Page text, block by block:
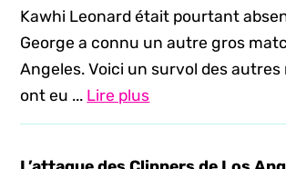
Kawhi Leonard était pourtant
George a connu un autre gros
Angeles. Voici un survol des
ont eu ... Lire plus